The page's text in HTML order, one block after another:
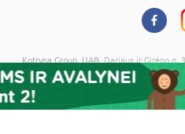
Kotryna Group, UAB , Dariaus ir Girėno g.
kodas: 121673734, PVM
© 2026 Visos teisės saugomos. Kopijuoti